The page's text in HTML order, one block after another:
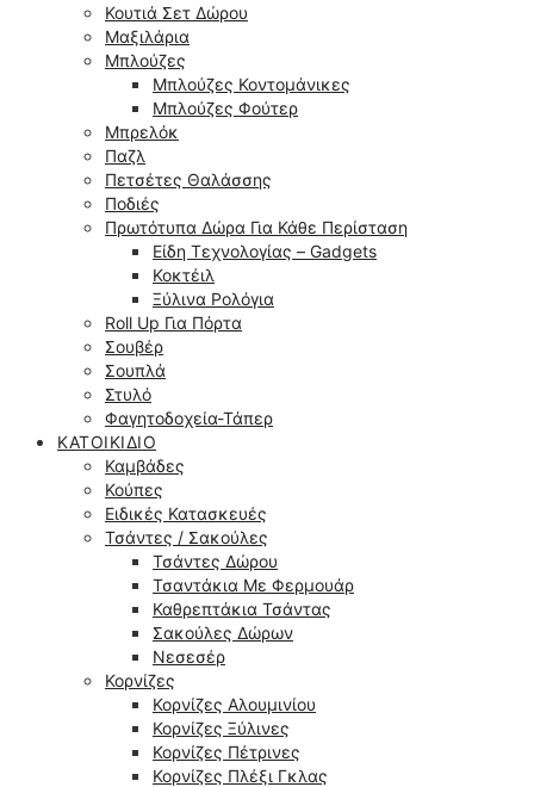
Κουτιά Σετ Δώρου
Μαξιλάρια
Μπλούζες
Μπλούζες Κοντομάνικες
Μπλούζες Φούτερ
Μπρελόκ
Παζλ
Πετσέτες Θαλάσσης
Ποδιές
Πρωτότυπα Δώρα Για Κάθε Περίσταση
Είδη Τεχνολογίας – Gadgets
Κοκτέιλ
Ξύλινα Ρολόγια
Roll Up Για Πόρτα
Σουβέρ
Σουπλά
Στυλό
Φαγητοδοχεία-Τάπερ
ΚΑΤΟΙΚΊΔΙΟ
Καμβάδες
Κούπες
Ειδικές Κατασκευές
Τσάντες / Σακούλες
Τσάντες Δώρου
Τσαντάκια Με Φερμουάρ
Καθρεπτάκια Τσάντας
Σακούλες Δώρων
Νεσεσέρ
Κορνίζες
Κορνίζες Αλουμινίου
Κορνίζες Ξύλινες
Κορνίζες Πέτρινες
Κορνίζες Πλέξι Γκλας